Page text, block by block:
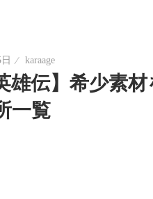
karaage
雄伝】希少素
一覧